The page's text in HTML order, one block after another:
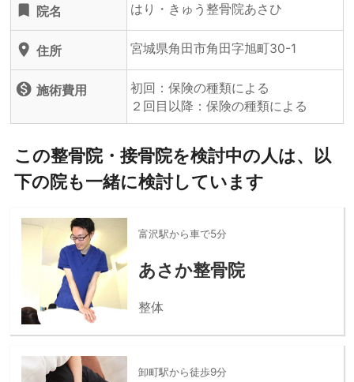
turned_in 院名 はり・きゅう整骨院あさひ
location_on 住所 宮城県角田市角田字旭町30-1
monetization_on 施術費用
初回：保険の種類による
２回目以降：保険の種類による
この整骨院・接骨院を検討中の人は、以
下の院も一緒に検討しています
富沢駅から車で5分
あさか整骨院
整体
卸町駅から徒歩9分